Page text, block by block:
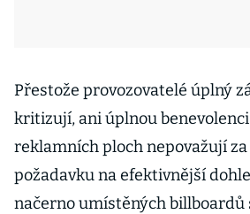
Přestože provozovatelé úplný
kritizují, ani úplnou
reklamních ploch nepovažují za
požadavku na efektivnější
načerno umístěných billboardů